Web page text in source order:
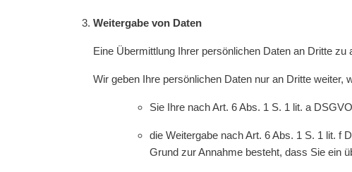
Weitergabe von Daten
Eine Übermittlung Ihrer persönlichen Daten an Dritte
Wir geben Ihre persönlichen Daten nur an Dritte weiter,
Sie Ihre nach Art. 6 Abs. 1 S. 1 lit. a
die Weitergabe nach Art. 6 Abs. 1 S. 1 lit. f
Grund zur Annahme besteht, dass Sie ein